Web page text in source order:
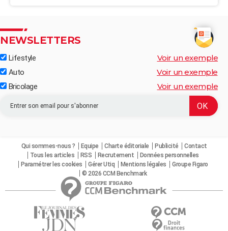
NEWSLETTERS
Lifestyle Voir un exemple
Auto Voir un exemple
Bricolage Voir un exemple
Qui sommes-nous ? Equipe Charte éditoriale Publicité
Contact
Tous les articles
RSS Recrutement
Données personnelles
Paramétrer les cookies
Gérer Utiq Mentions légales
Groupe Figaro
© 2026 CCM Benchmark